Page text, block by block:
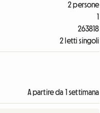
2 persone
1
263818
2 letti singoli
A partire da 1 settimana